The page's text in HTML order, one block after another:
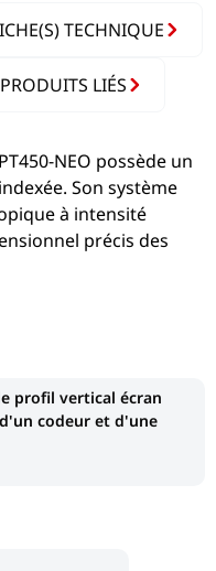
TECHNIQUE
PRODUITS LIÉS
NEO possède un
Son système
à intensité
précis des
profil vertical écran
codeur et d'une